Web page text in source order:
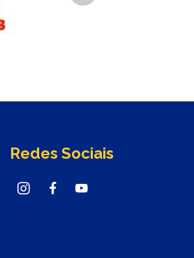
Redes Sociais